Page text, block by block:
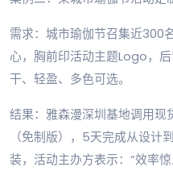
需求：城市瑜伽节召集近300
心，胸前印活动主题Logo，
干、轻盈、多色可选。
结果：雅森漫深圳基地调用现
（免制版），5天完成从设计
装，活动主办方表示：“效率